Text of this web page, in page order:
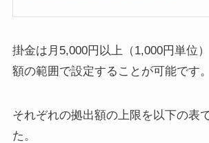
掛金は月5,000円以上（1,000円単位
額の範囲で設定することが可能です。
それぞれの拠出額の上限を以下の表
た。